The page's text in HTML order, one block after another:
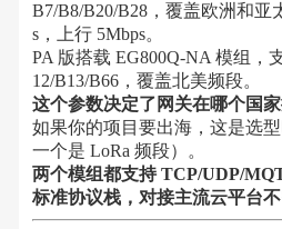
B7/B8/B20/B28，覆盖欧洲和亚
s，上行 5Mbps。
PA 版搭载 EG800Q-NA 模组，
12/B13/B66，覆盖北美频段。
这个参数决定了网关在哪个国
如果你的项目要出海，这是选
一个是 LoRa 频段）。
两个模组都支持 TCP/UDP/
标准协议栈，对接主流云平台不